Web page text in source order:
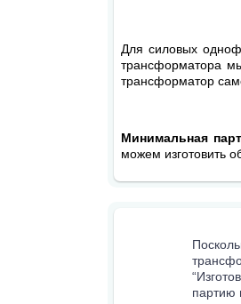
Для силовых
трансформатора
трансформатор
Минимальная
можем изготовить
партию